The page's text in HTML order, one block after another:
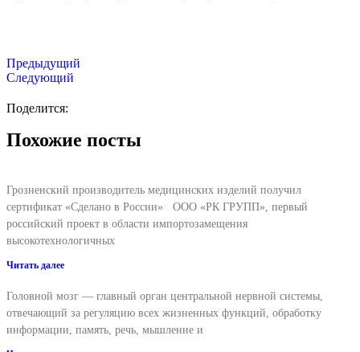
Предыдущий
Следующий
Поделится:
Похожие посты
Грозненский производитель медицинских изделий получил
сертификат «Сделано в России» ООО «РК ГРУПП», первый
российский проект в области импортозамещения
высокотехнологичных
Читать далее
Головной мозг — главный орган центральной нервной системы,
отвечающий за регуляцию всех жизненных функций, обработку
информации, память, речь, мышление и